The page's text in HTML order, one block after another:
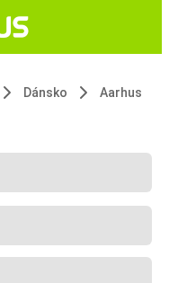
Dánsko Aarhus